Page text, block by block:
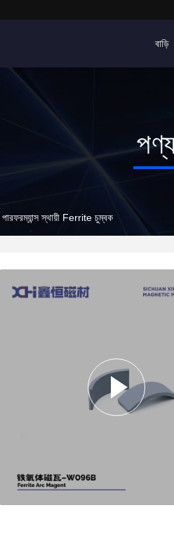
বাড়ি
পারফরম্যান্স স্থায়ী Ferrite চুম্বক